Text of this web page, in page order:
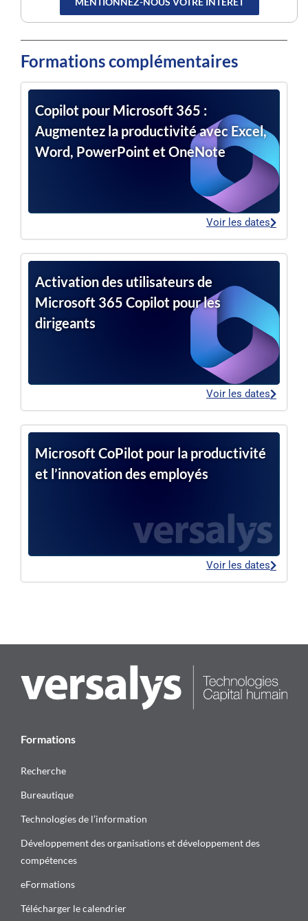
Formations complémentaires
Copilot pour Microsoft 365 :
Augmentez la productivité avec Excel,
Word, PowerPoint et OneNote
Voir les dates
Activation des utilisateurs de
Microsoft 365 Copilot pour les
dirigeants
Voir les dates
Microsoft CoPilot pour la productivité
et l’innovation des employés
Voir les dates
Formations
Recherche
Bureautique
Technologies de l’information
Développement des organisations et développement des
compétences
eFormations
Télécharger le calendrier